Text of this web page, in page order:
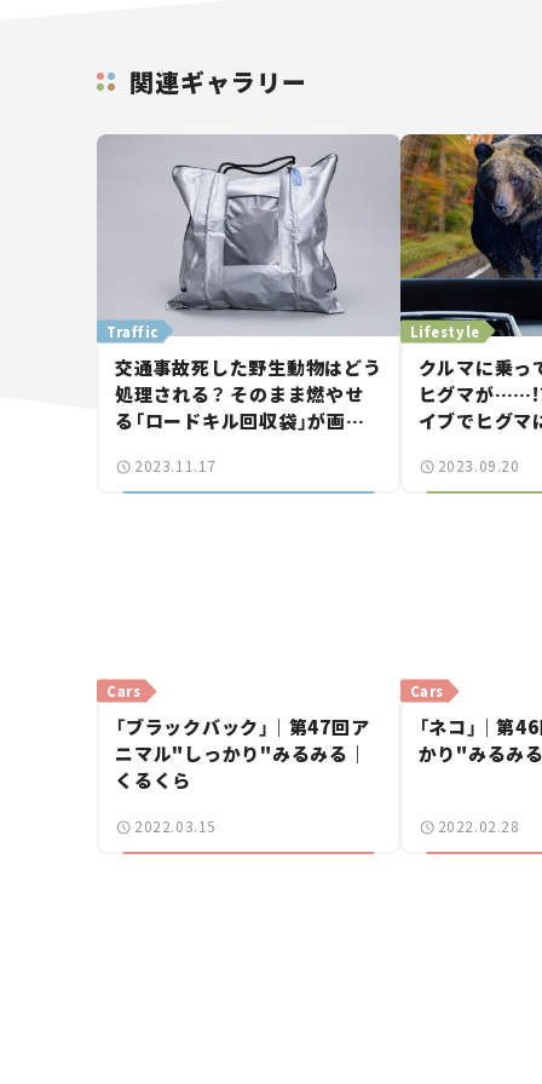
関連ギャラリー
Traffic
交通事故死した野生動物はどう
処理される？ そのまま燃やせ
る「ロードキル回収袋」が画期
2023.11.17
Lifestyle
クルマに乗っ
ヒグマが
イブでヒグマ
2023.09.20
Cars
「ブラックバック」｜第47回ア
ニマル"しっかり"みるみる｜
くるくら
2022.03.15
Cars
「ネコ」｜第
かり"みるみ
2022.02.28